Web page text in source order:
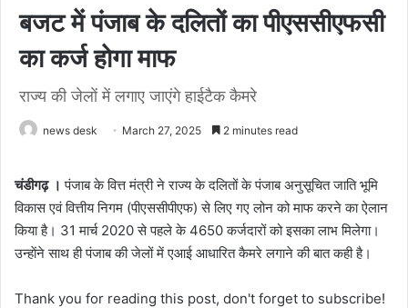
बजट में पंजाब के दलितों का पीएससीएफसी
का कर्ज हाेगा माफ
राज्य की जेलाें में लगाए जाएंगे हाईटैक कैमरे
news desk March 27, 2025 2 minutes read
चंडीगढ़ । पंजाब के वित्त मंत्री ने राज्य के दलितों के पंजाब अनुसूचित जाति भूमि
विकास एवं वित्तीय निगम (पीएससीपीएफ) से लिए गए लोन को माफ करने का ऐलान
किया है। 31 मार्च 2020 से पहले के 4650 कर्जदारों को इसका लाभ मिलेगा।
उन्हाेंने साथ ही पंजाब की जेलों में एआई आधारित कैमरे लगाने की बात कही है।
Thank you for reading this post, don't forget to subscribe!